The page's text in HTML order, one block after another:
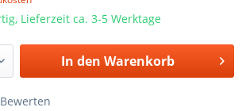
Lieferzeit ca. 3-5 Werktage
In den Warenkorb
Bewerten